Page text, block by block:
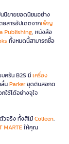
นิยายยอดนิยมอย่าง
ยสารอัปเดตจากเพ็ญ
Publishing, หนังสือ
ทั้งหมดนี้สามารถซื้อ
ครัน B2S มีเครื่อง
ลื่นParkerชุดดินสอกด
ใช้ได้อย่างจุใจ
วจริง ทั้งสีไม้Colleen,
MARTEให้คุณ